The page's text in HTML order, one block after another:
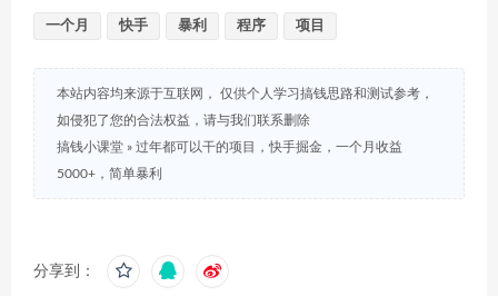
一个月 快手 暴利 程序 项目
本站内容均来源于互联网， 仅供个人学习搞钱思路和测试参考，
如侵犯了您的合法权益，请与我们联系删除
搞钱小课堂 » 过年都可以干的项目，快手掘金，一个月收益
5000+，简单暴利
分享到：